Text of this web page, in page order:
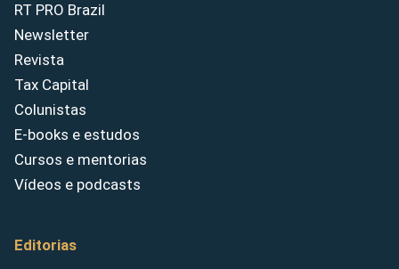
RT PRO Brazil
Newsletter
Revista
Tax Capital
Colunistas
E-books e estudos
Cursos e mentorias
Vídeos e podcasts
Editorias